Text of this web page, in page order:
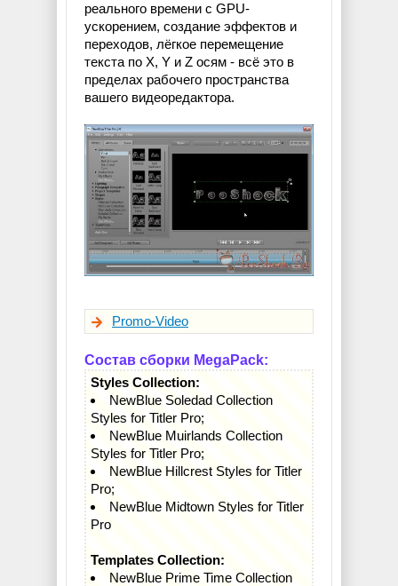
реального времени с GPU-
ускорением, создание эффектов и
переходов, лёгкое перемещение
текста по X, Y и Z осям - всё это в
пределах рабочего пространства
вашего видеоредактора.
Promo-Video
Состав сборки MegaPack:
Styles Collection:
NewBlue Soledad Collection
Styles for Titler Pro;
NewBlue Muirlands Collection
Styles for Titler Pro;
NewBlue Hillcrest Styles for Titler
Pro;
NewBlue Midtown Styles for Titler
Pro
Templates Collection:
NewBlue Prime Time Collection